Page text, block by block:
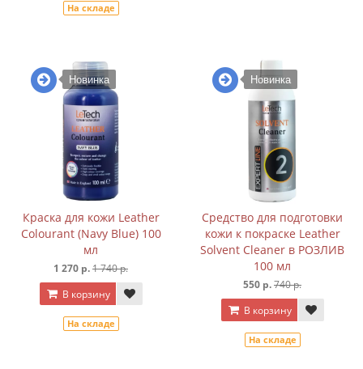
На складе
Новинка
Краска для кожи Leather
Colourant (Navy Blue) 100
мл
1 270 р.1 740 р.
В корзину
На складе
Новинка
Средcтво для подготовки
кожи к покраске Leather
Solvent Cleaner в РОЗЛИВ
100 мл
550 р.740 р.
В корзину
На складе